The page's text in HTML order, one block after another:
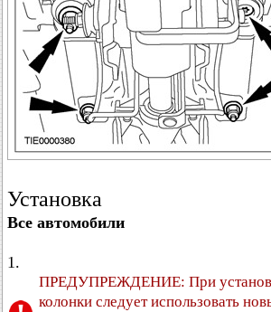
Установка
Все автомобили
1.
ПРЕДУПРЕЖДЕНИЕ: При
колонки следует использовать